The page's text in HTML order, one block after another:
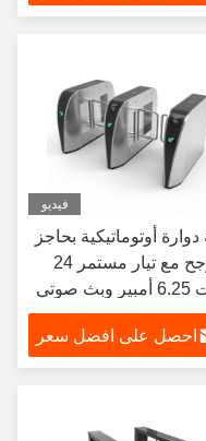
الترفيه
فيديو
دوارة أوتوماتيكية بحاجز
متأرجح مع تيار مستمر 24
فولت 6.25 أمبير وبث صوتي
ومؤشر LED للتحكم في
احصل على افضل سعر